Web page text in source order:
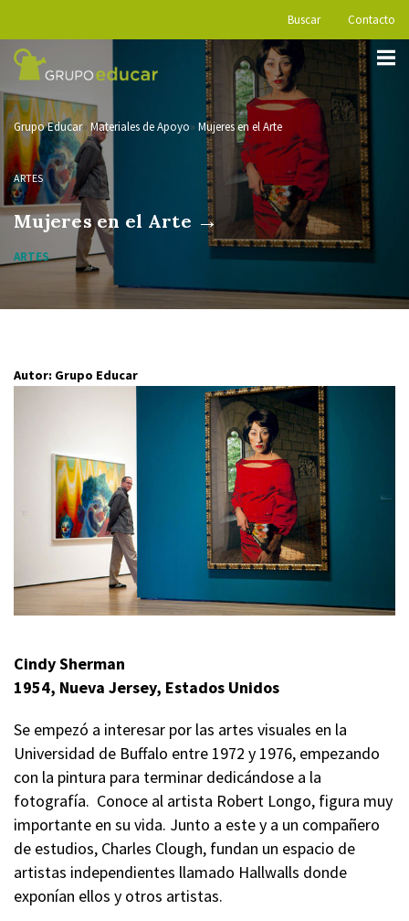
Buscar Contacto
Grupo Educar Materiales de Apoyo Mujeres en el Arte
ARTES
Mujeres en el Arte →
ARTES
Autor: Grupo Educar
Cindy Sherman
1954, Nueva Jersey, Estados Unidos
Se empezó a interesar por las artes visuales en la
Universidad de Buffalo entre 1972 y 1976, empezando
con la pintura para terminar dedicándose a la
fotografía. Conoce al artista Robert Longo, figura muy
importante en su vida. Junto a este y a un compañero
de estudios, Charles Clough, fundan un espacio de
artistas independientes llamado Hallwalls donde
exponían ellos y otros artistas.